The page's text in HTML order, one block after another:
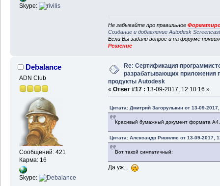
Skype:
Не забывайте про правильное
Создание и добавление Autodesk
Если Вы задали вопрос и на форуме
Решение
Debalance
ADN Club
Сообщений: 421
Карма: 16
Skype:
Re: Сертификация
разрабатывающих приложения
продукты Autodesk
« Ответ #17 : 13-09-2017, 12:10:16 »
Цитата: Дмитрий Загорулькин от 13-09-
Красивый бумажный документ формата А4.
Цитата: Александр Ривилис от 13-09-2017,
Вот такой симпатичный:
Да уж...